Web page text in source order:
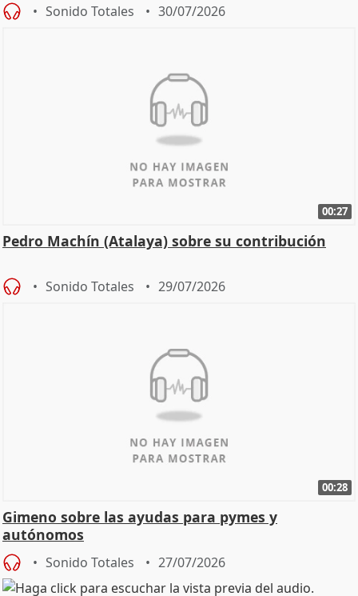
Sonido Totales 30/07/2026
00:27
Pedro Machín (Atalaya) sobre su contribución
Sonido Totales 29/07/2026
00:28
Gimeno sobre las ayudas para pymes y
autónomos
Sonido Totales 27/07/2026